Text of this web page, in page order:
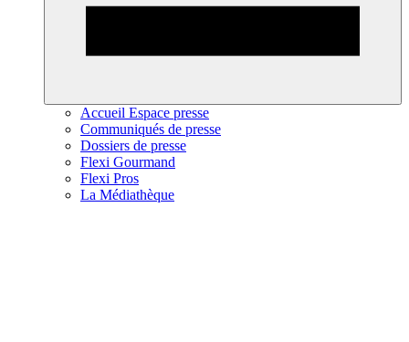
Accueil Espace presse
Communiqués de presse
Dossiers de presse
Flexi Gourmand
Flexi Pros
La Médiathèque